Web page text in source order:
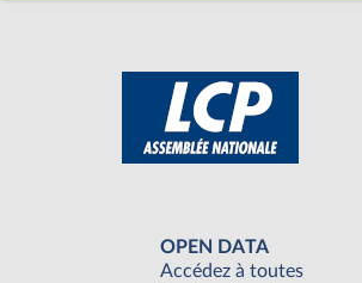
OPEN DATA
Accédez à toutes